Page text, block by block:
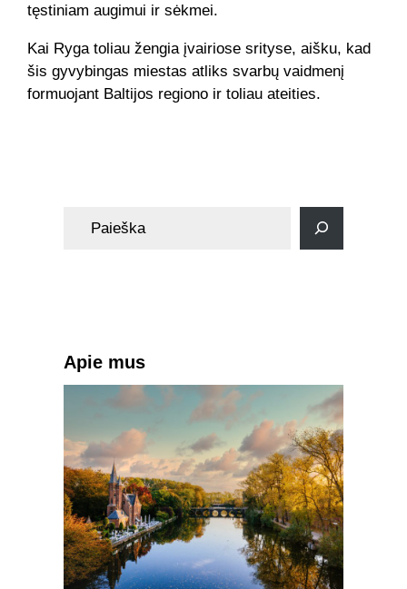
tęstiniam augimui ir sėkmei.
Kai Ryga toliau žengia įvairiose srityse, aišku, kad
šis gyvybingas miestas atliks svarbų vaidmenį
formuojant Baltijos regiono ir toliau ateities.
Apie mus